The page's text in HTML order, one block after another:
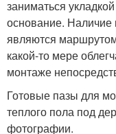
заниматься
основание. Наличие
являются
какой-то мере
монтаже
Готовые пазы для
теплого пола под
фотографии.